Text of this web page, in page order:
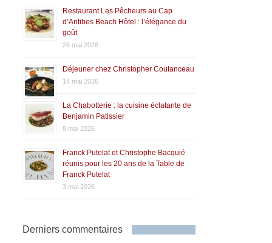
Restaurant Les Pêcheurs au Cap
d’Antibes Beach Hôtel : l’élégance du
goût
26 mai 2026
Déjeuner chez Christopher Coutanceau
14 mai 2026
La Chabotterie : la cuisine éclatante de
Benjamin Patissier
8 mai 2026
Franck Putelat et Christophe Bacquié
réunis pour les 20 ans de la Table de
Franck Putelat
3 mai 2026
Derniers commentaires